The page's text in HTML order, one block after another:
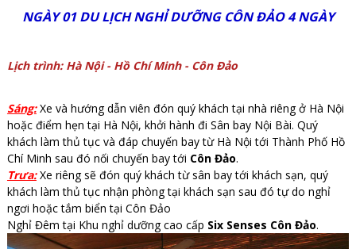
NGÀY 01 DU LỊCH NGHỈ DƯỠNG CÔN ĐẢO 4 NGÀY
Lịch trình: Hà Nội - Hồ Chí Minh - Côn Đảo
Sáng:Xe và hướng dẫn viên đón quý khách tại nhà riêng ở Hà Nội
hoặc điểm hẹn tại Hà Nội, khởi hành đi Sân bay Nội Bài. Quý
khách làm thủ tục và đáp chuyến bay từ Hà Nội tới Thành Phố Hồ
Chí Minh sau đó nối chuyến bay tới Côn Đảo.
Trưa:Xe riêng sẽ đón quý khách từ sân bay tới khách sạn, quý
khách làm thủ tục nhận phòng tại khách sạn sau đó tự do nghỉ
ngơi hoặc tắm biển tại Côn Đảo
Nghỉ Đêm tại Khu nghỉ dưỡng cao cấp Six Senses Côn Đảo.